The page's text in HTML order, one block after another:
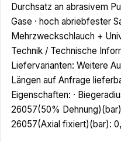
Durchsatz an abrasivem
Gase · hoch abriebfester
Mehrzweckschlauch +
Technik / Technische
Liefervarianten: Weitere
Längen auf Anfrage
Eigenschaften: ·
26057(50%
26057(Axial fixiert)(bar):